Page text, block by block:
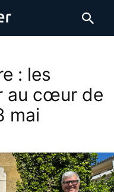
: les
au cœur de
mai